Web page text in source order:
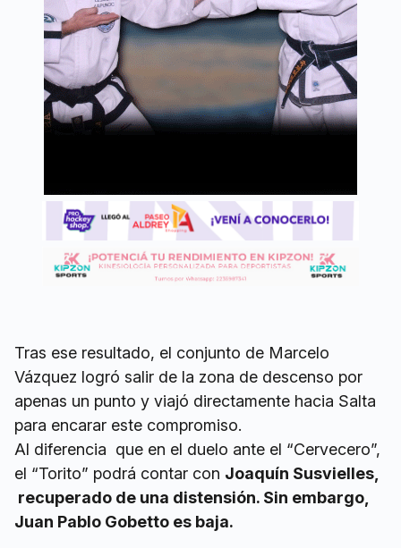
Tras ese resultado, el conjunto de Marcelo
Vázquez logró salir de la zona de descenso por
apenas un punto y viajó directamente hacia Salta
para encarar este compromiso.
Al diferencia que en el duelo ante el “Cervecero”,
el “Torito” podrá contar con Joaquín Susvielles,
recuperado de una distensión. Sin embargo,
Juan Pablo Gobetto es baja.